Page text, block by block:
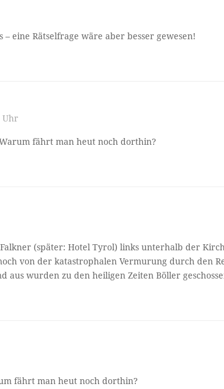
eine Rätselfrage wäre aber besser gewesen!
Uhr
fährt man heut noch dorthin?
Falkner (später: Hotel Tyrol) links unterhalb der
von der katastrophalen Vermurung durch den
aus wurden zu den heiligen Zeiten Böller
fährt man heut noch dorthin?